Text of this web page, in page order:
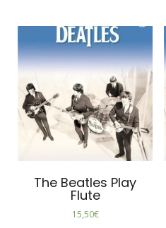
The Beatles Play
Flute
15,50€